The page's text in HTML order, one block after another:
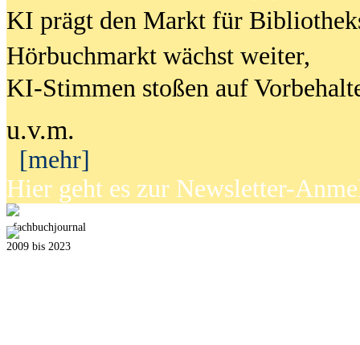
KI prägt den Markt für
Hörbuchmarkt wächst weiter,
KI-Stimmen stoßen auf
u.v.m.
[mehr]
Hier geht es zur Newsletter-
fachbuchjournal
2009 bis 2023